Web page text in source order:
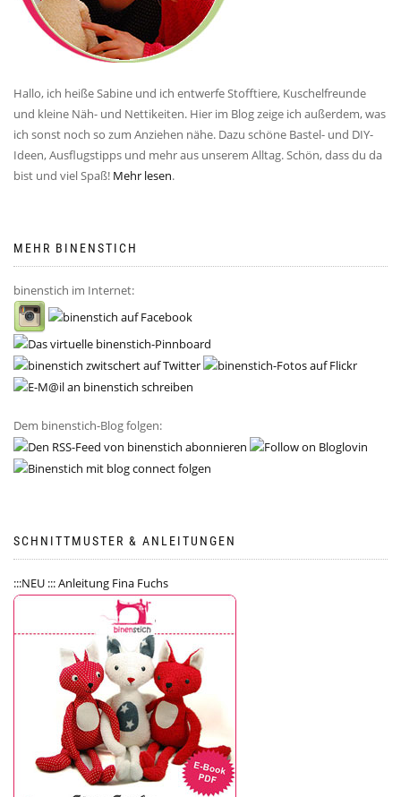
Hallo, ich heiße Sabine und ich entwerfe Stofftiere, Kuschelfreunde
und kleine Näh- und Nettikeiten. Hier im Blog zeige ich außerdem, was
ich sonst noch so zum Anziehen nähe. Dazu schöne Bastel- und DIY-
Ideen, Ausflugstipps und mehr aus unserem Alltag. Schön, dass du da
bist und viel Spaß! Mehr lesen.
MEHR BINENSTICH
binenstich im Internet:
Dem binenstich-Blog folgen:
SCHNITTMUSTER & ANLEITUNGEN
:::NEU ::: Anleitung Fina Fuchs